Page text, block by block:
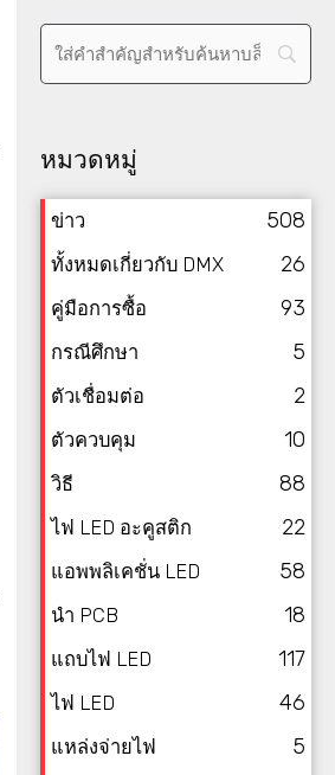
หมวดหมู่
ข่าว 508
ทั้งหมดเกี่ยวกับ DMX 26
คู่มือการซื้อ 93
กรณีศึกษา 5
ตัวเชื่อมต่อ 2
ตัวควบคุม 10
วิธี 88
ไฟ LED อะคูสติก 22
แอพพลิเคชั่น LED 58
นำ PCB 18
แถบไฟ LED 117
ไฟ LED 46
แหล่งจ่ายไฟ 5